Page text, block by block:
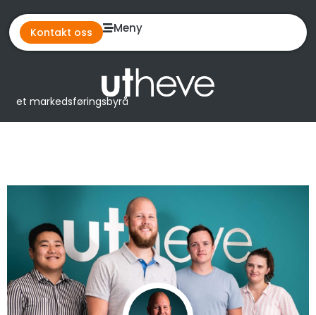
et markedsføringsbyrå
Kontakt oss Meny